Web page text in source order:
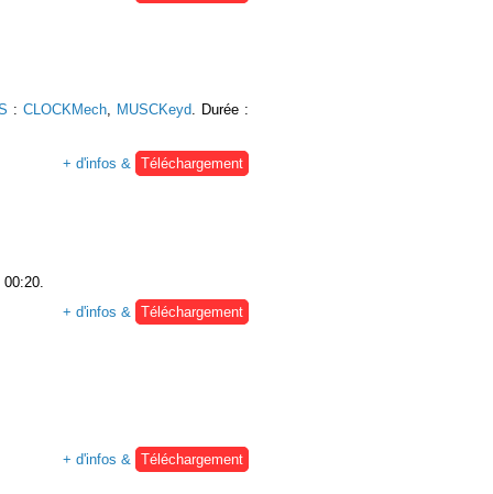
: CLOCKMech, MUSCKeyd . Durée :
+ d'infos &
Téléchargement
00:20.
+ d'infos &
Téléchargement
+ d'infos & Téléchargement